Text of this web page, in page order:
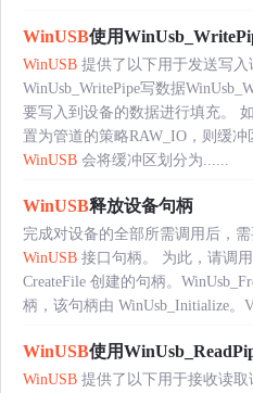
WinUSB使用
WinUSB 提供了以下用于发送写入
WinUsb_WritePipe写数据
要写入到设备的数据进行填充。
置为管道的策略RAW_IO，则缓冲
WinUSB 会将缓冲区划分为......
WinUSB释放设备句柄
完成对设备的全部所需调用后，
WinUSB 接口句柄。 为此，请调
CreateFile 创建的句柄。
柄，该句柄由 WinUsb_Initialize。
WinUSB使用
WinUSB 提供了以下用于接收读取